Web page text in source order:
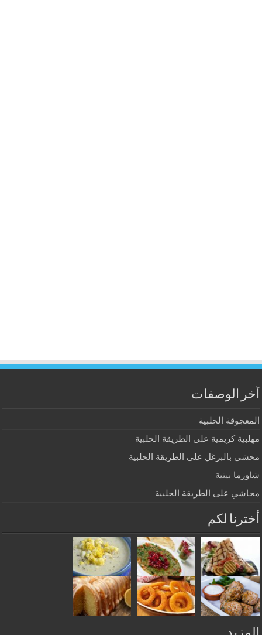
آخر الوصفات
المعجوقة الحلبية
مهلبية كريمية على الطريقة الحلبية
محشي بالبرغل على الطريقة الحلبية
شاورما بيتية
محاشي على الطريقة الحلبية
أخترنا لكم